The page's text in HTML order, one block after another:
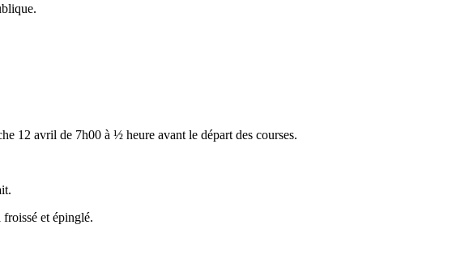
12 avril de 7h00 à ½ heure avant le départ des courses.
et épinglé.